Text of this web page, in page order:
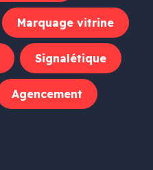
Marquage vitrine
Signalétique
Agencement